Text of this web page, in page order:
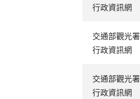
行政資訊網
交通部觀光署
行政資訊網
交通部觀光署
行政資訊網